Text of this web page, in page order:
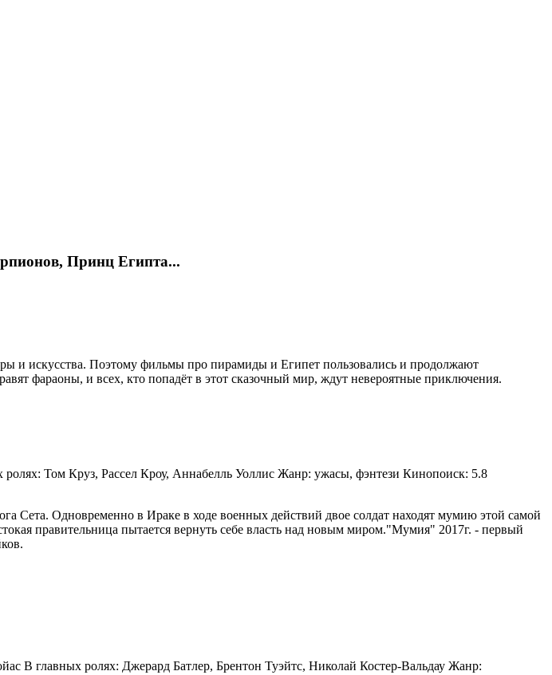
Принц Египта...
и искусства. Поэтому фильмы про пирамиды и Египет пользовались и продолжают
фараоны, и всех, кто попадёт в этот сказочный мир, ждут невероятные приключения.
Том Круз, Рассел Кроу, Аннабелль Уоллис Жанр: ужасы, фэнтези Кинопоиск: 5.8
Сета. Одновременно в Ираке в ходе военных действий двое солдат находят мумию этой самой
правительница пытается вернуть себе власть над новым миром."Мумия" 2017г. - первый
В главных ролях: Джерард Батлер, Брентон Туэйтс, Николай Костер-Вальдау Жанр: